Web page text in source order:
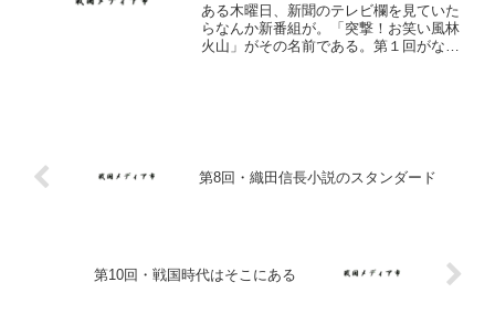
ある木曜日、新聞のテレビ欄を見ていた
らなんか新番組が。「突撃！お笑い風林
火山」がその名前である。第１回がなん
第8回・織田信長小説のスタンダード
第10回・戦国時代はそこにある